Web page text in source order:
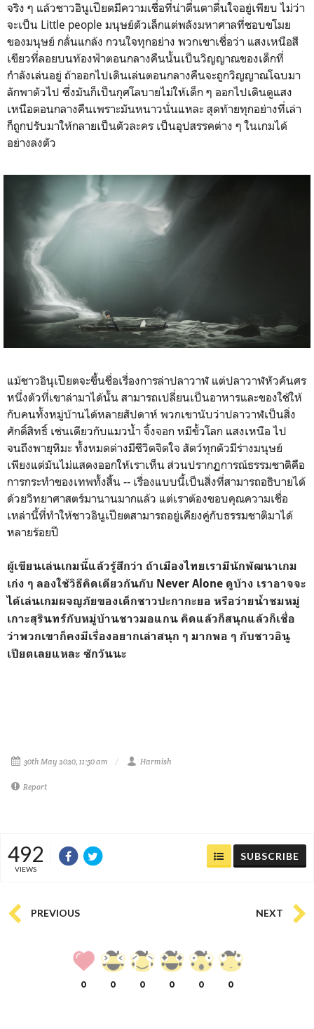
จริง ๆ แล้วชาวอินูเปียตมีความเชื่อที่น่าตื่นตาตื่นใจอยู่เพียบ ไม่ว่า
จะเป็น Little people มนุษย์ตัวเล็กแต่พลังมหาศาลที่ชอบขโมย
ของมนุษย์ กลั่นแกล้ง กวนใจทุกอย่าง พวกเขาเชื่อว่า แสงเหนือสี
เขียวที่ลอยบนท้องฟ้าตอนกลางคืนนั้นเป็นวิญญาณของเด็กที่
กำลังเล่นอยู่ ถ้าออกไปเดินเล่นตอนกลางคืนจะถูกวิญญาณโฉบมา
ลักพาตัวไป ซึ่งมันก็เป็นกุศโลบายไม่ให้เด็ก ๆ ออกไปเดินดูแสง
เหนือตอนกลางคืนเพราะมันหนาวนั่นแหละ สุดท้ายทุกอย่างที่เล่า
ก็ถูกปรับมาให้กลายเป็นตัวละคร เป็นอุปสรรคต่าง ๆ ในเกมได้
อย่างลงตัว
แม้ชาวอินุเปียตจะขึ้นชื่อเรื่องการล่าปลาวาฬ แต่ปลาวาฬหัวคันศร
หนึ่งตัวที่เขาล่ามาได้นั้น สามารถเปลี่ยนเป็นอาหารและของใช้ให้
กับคนทั้งหมู่บ้านได้หลายสัปดาห์ พวกเขานับว่าปลาวาฬเป็นสิ่ง
ศักดิ์สิทธิ์ เช่นเดียวกับแมวน้ำ จิ้งจอก หมีขั้วโลก แสงเหนือ ไป
จนถึงพายุหิมะ ทั้งหมดต่างมีชีวิตจิตใจ สัตว์ทุกตัวมีร่างมนุษย์
เพียงแต่มันไม่แสดงออกให้เราเห็น ส่วนปรากฏการณ์ธรรมชาติคือ
การกระทำของเทพทั้งสิ้น -- เรื่องแบบนี้เป็นสิ่งที่สามารถอธิบายได้
ด้วยวิทยาศาสตร์มานานมากแล้ว แต่เราต้องขอบคุณความเชื่อ
เหล่านี้ที่ทำให้ชาวอินูเปียตสามารถอยู่เคียงคู่กับธรรมชาติมาได้
หลายร้อยปี
ผู้เขียนเล่นเกมนี้แล้วรู้สึกว่า ถ้าเมืองไทยเรามีนักพัฒนาเกม
เก่ง ๆ ลองใช้วิธีคิดเดียวกันกับ Never Alone ดูบ้าง เราอาจจะ
ได้เล่นเกมผจญภัยของเด็กชาวปะกากะยอ หรือว่ายน้ำชมหมู่
เกาะสุรินทร์กับหมู่บ้านชาวมอแกน คิดแล้วก็สนุกแล้วก็เชื่อ
ว่าพวกเขาก็คงมีเรื่องอยากเล่าสนุก ๆ มากพอ ๆ กับชาวอินู
เปียตเลยแหละ ซักวันนะ
30th May 2020, 11:50 am Harmish
Report
492
VIEWS
SUBSCRIBE
PREVIOUS NEXT
0 0 0 0 0 0